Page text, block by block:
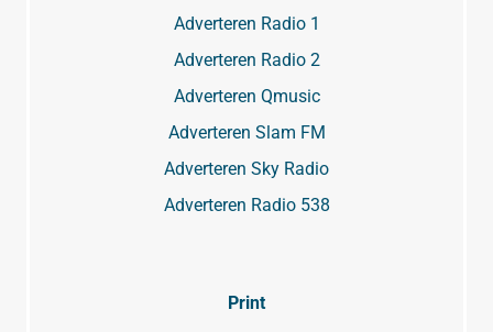
Adverteren Radio 1
Adverteren Radio 2
Adverteren Qmusic
Adverteren Slam FM
Adverteren Sky Radio
Adverteren Radio 538
Print